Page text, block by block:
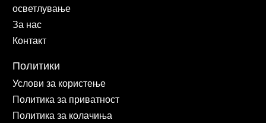
осветлување
За нас
Контакт
Политики
Услови за користење
Политика за приватност
Политика за колачиња